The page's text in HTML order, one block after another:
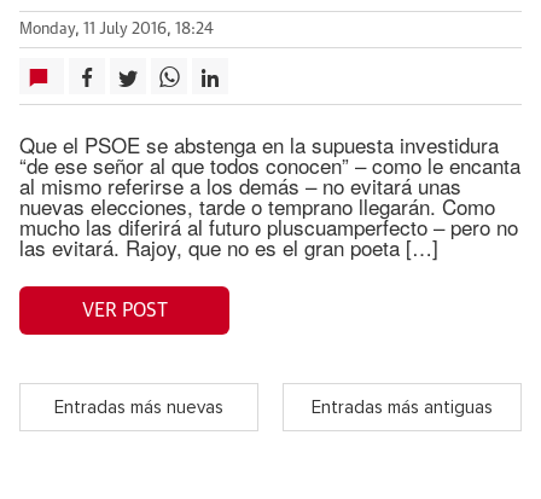
Monday, 11 July 2016, 18:24
Que el PSOE se abstenga en la supuesta investidura
“de ese señor al que todos conocen” – como le encanta
al mismo referirse a los demás – no evitará unas
nuevas elecciones, tarde o temprano llegarán. Como
mucho las diferirá al futuro pluscuamperfecto – pero no
las evitará. Rajoy, que no es el gran poeta […]
VER POST
Entradas más nuevas Entradas más antiguas